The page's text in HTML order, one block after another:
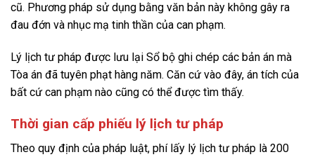
cũ. Phương pháp sử dụng bằng văn bản này không gây ra
đau đớn và nhục mạ tinh thần của can phạm.
Lý lịch tư pháp được lưu lại Sổ bộ ghi chép các bản án mà
Tòa án đã tuyên phạt hàng năm. Căn cứ vào đây, án tích của
bất cứ can phạm nào cũng có thể được tìm thấy.
Thời gian cấp phiếu lý lịch tư pháp
Theo quy định của pháp luật, phí lấy lý lịch tư pháp là 200